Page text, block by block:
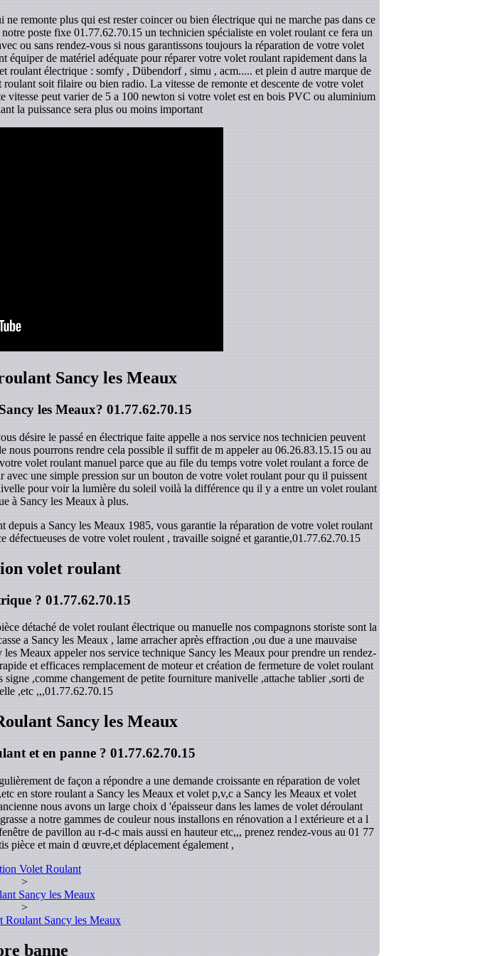
remonte plus qui est rester coincer ou bien électrique qui ne marche pas dans ce
poste fixe 01.77.62.70.15 un technicien spécialiste en volet roulant ce fera un
ou sans rendez-vous si nous garantissons toujours la réparation de votre volet
de matériel adéquate pour réparer votre volet roulant rapidement dans la
roulant électrique : somfy , Dübendorf , simu , acm..... et plein d autre marque de
soit filaire ou bien radio. La vitesse de remonte et descente de votre volet
vitesse peut varier de 5 a 100 newton si votre volet est en bois PVC ou aluminium
la puissance sera plus ou moins important
Sancy les Meaux
les Meaux?01.77.62.70.15
désire le passé en électrique faite appelle a nos service nos technicien peuvent
nous pourrons rendre cela possible il suffit de m appeler au 06.26.83.15.15 ou au
volet roulant manuel parce que au file du temps votre volet roulant a force de
une simple pression sur un bouton de votre volet roulant pour qu il puissent
pour voir la lumière du soleil voilà la différence qu il y a entre un volet roulant
à Sancy les Meaux à plus.
a Sancy les Meaux 1985, vous garantie la réparation de votre volet roulant
de votre volet roulent , travaille soigné et garantie,01.77.62.70.15
volet roulant
?01.77.62.70.15
détaché de volet roulant électrique ou manuelle nos compagnons storiste sont la
a Sancy les Meaux , lame arracher après effraction ,ou due a une mauvaise
Meaux appeler nos service technique Sancy les Meaux pour prendre un rendez-
et efficaces remplacement de moteur et création de fermeture de volet roulant
,comme changement de petite fourniture manivelle ,attache tablier ,sorti de
,etc ,,,01.77.62.70.15
Sancy les Meaux
et en panne ?01.77.62.70.15
de façon a répondre a une demande croissante en réparation de volet
en store roulant a Sancy les Meaux et volet p,v,c a Sancy les Meaux et volet
nous avons un large choix d 'épaisseur dans les lames de volet déroulant
a notre gammes de couleur nous installons en rénovation a l extérieure et a l
de pavillon au r-d-c mais aussi en hauteur etc,,, prenez rendez-vous au 01 77
pièce et main d œuvre,et déplacement également ,
Volet Roulant
>
Sancy les Meaux
>
Roulant Sancy les Meaux
banne